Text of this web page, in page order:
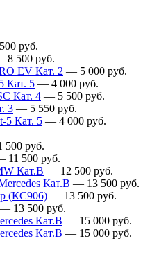
руб.
8 500 руб.
EV Кат. 2 — 5 000 руб.
Кат. 5 — 4 000 руб.
Кат. 4 — 5 500 руб.
3 — 5 550 руб.
5 Кат. 5 — 4 000 руб.
500 руб.
11 500 руб.
Кат.В — 12 500 руб.
Кат.В — 13 500 руб.
(КС906) — 13 500 руб.
— 13 500 руб.
Кат.В — 15 000 руб.
Кат.В — 15 000 руб.